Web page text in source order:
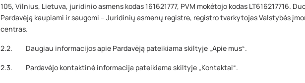
105, Vilnius, Lietuva, juridinio asmens kodas 161621777, PVM mokėtojo kodas LT‎616217716.
Pardavėją kaupiami ir saugomi – Juridinių asmenų registre, registro tvarkytojas Valstybės
centras.
2.2. Daugiau informacijos apie Pardavėją pateikiama skiltyje „Apie mus“.
2.3. Pardavėjo kontaktinė informacija pateikiama skiltyje „Kontaktai“.